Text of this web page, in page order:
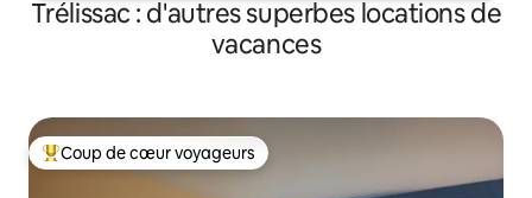
Trélissac : d'autres superbes locations de
vacances
Coups de cœur voyageurs les plus appréciés
Coup de cœur voyageurs